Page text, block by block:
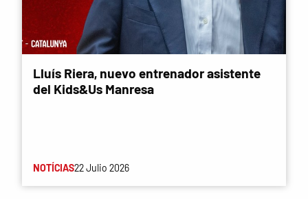
Lluís Riera, nuevo entrenador asistente
del Kids&Us Manresa
NOTÍCIAS22 Julio 2026